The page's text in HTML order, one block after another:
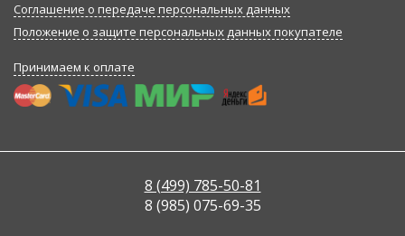
Соглашение о передаче персональных данных
Положение о защите персональных данных покупателе
Принимаем к оплате
8 (499) 785-50-81
8 (985) 075-69-35